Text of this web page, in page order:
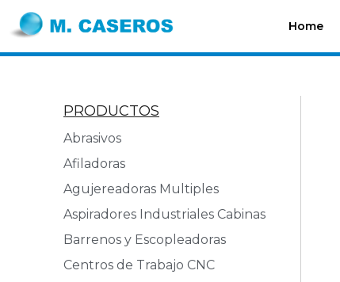
Home
PRODUCTOS
Abrasivos
Afiladoras
Agujereadoras Multiples
Aspiradores Industriales Cabinas
Barrenos y Escopleadoras
Centros de Trabajo CNC